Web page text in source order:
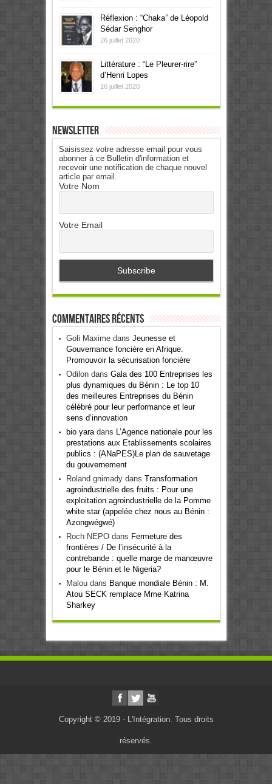
Réflexion : “Chaka” de Léopold
Sédar Senghor
26 juillet 2020
Littérature : “Le Pleurer-rire”
d’Henri Lopes
16 juillet 2020
Newsletter
Saisissez votre adresse email pour vous
abonner à ce Bulletin d'information et
recevoir une notification de chaque nouvel
article par email.
Votre Nom
Votre Email
Commentaires récents
Goli Maximedans Jeunesse et
Gouvernance foncière en Afrique:
Promouvoir la sécurisation foncière
Odilondans Gala des 100 Entreprises les
plus dynamiques du Bénin : Le top 10
des meilleures Entreprises du Bénin
célébré pour leur performance et leur
sens d’innovation
bio yaradans L’Agence nationale pour les
prestations aux Etablissements scolaires
publics : (ANaPES)Le plan de sauvetage
du gouvernement
Roland gnimadydans Transformation
agroindustrielle des fruits : Pour une
exploitation agroindustrielle de la Pomme
white star (appelée chez nous au Bénin :
Azongwégwé)
Roch NEPOdans Fermeture des
frontières / De l’insécurité à la
contrebande : quelle marge de manœuvre
pour le Bénin et le Nigeria?
Maloudans Banque mondiale Bénin : M.
Atou SECK remplace Mme Katrina
Sharkey
Copyright © 2019 - L'Intégration. Tous droits
réservés.